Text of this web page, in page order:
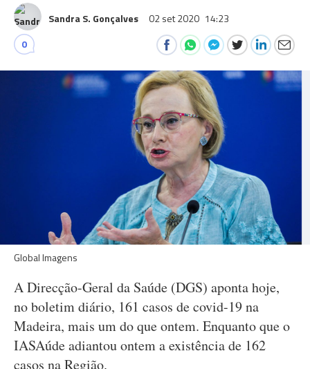
Sandra S. Gonçalves 02 set 2020 14:23
0
Global Imagens
A Direcção-Geral da Saúde (DGS) aponta hoje,
no boletim diário, 161 casos de covid-19 na
Madeira, mais um do que ontem. Enquanto que o
IASAúde adiantou ontem a existência de 162
casos na Região.